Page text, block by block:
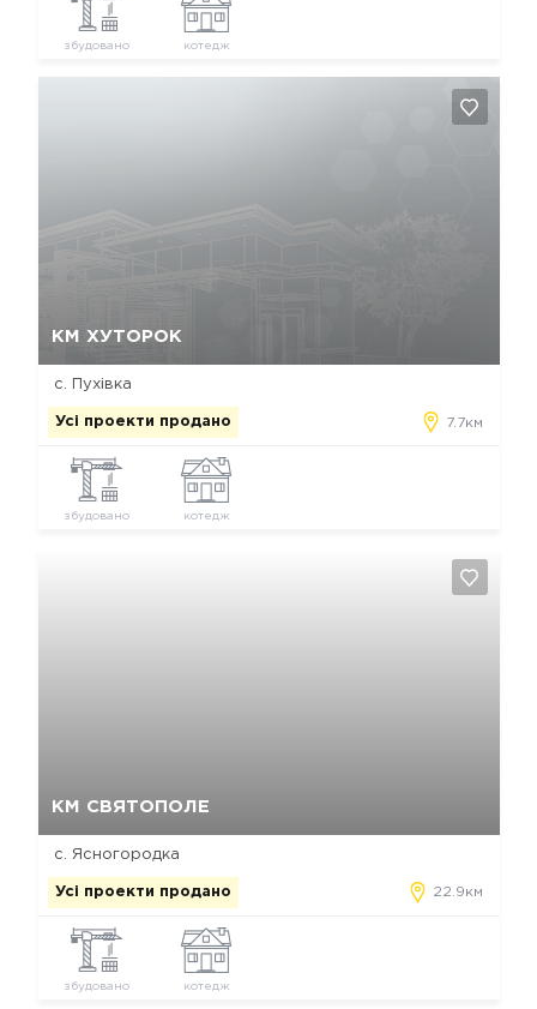
збудовано котедж
КМ ХУТОРОК
с. Пухівка
Усі проекти продано 7.7км
збудовано котедж
КМ СВЯТОПОЛЕ
с. Ясногородка
Усі проекти продано 22.9км
збудовано котедж